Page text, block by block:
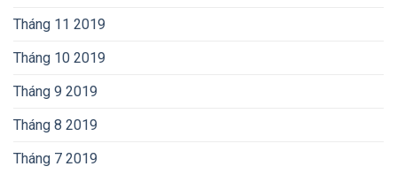
Tháng 11 2019
Tháng 10 2019
Tháng 9 2019
Tháng 8 2019
Tháng 7 2019